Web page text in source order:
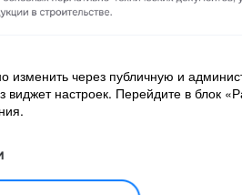
через публичную и
виджет настроек. Перейдите в блок